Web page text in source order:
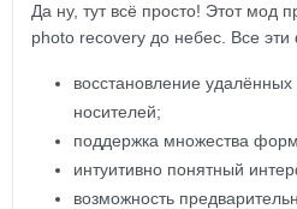
Да ну, тут всё просто! Этот мод
photo recovery до небес. Все
восстановление
носителей;
поддержка множества
интуитивно понятный
возможность